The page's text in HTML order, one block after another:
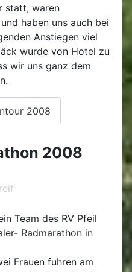
statt, waren
haben uns auch bei
Anstiegen viel
wurde von Hotel zu
wir uns ganz dem
2008
2008
Team des RV Pfeil
Radmarathon in
Frauen fuhren am